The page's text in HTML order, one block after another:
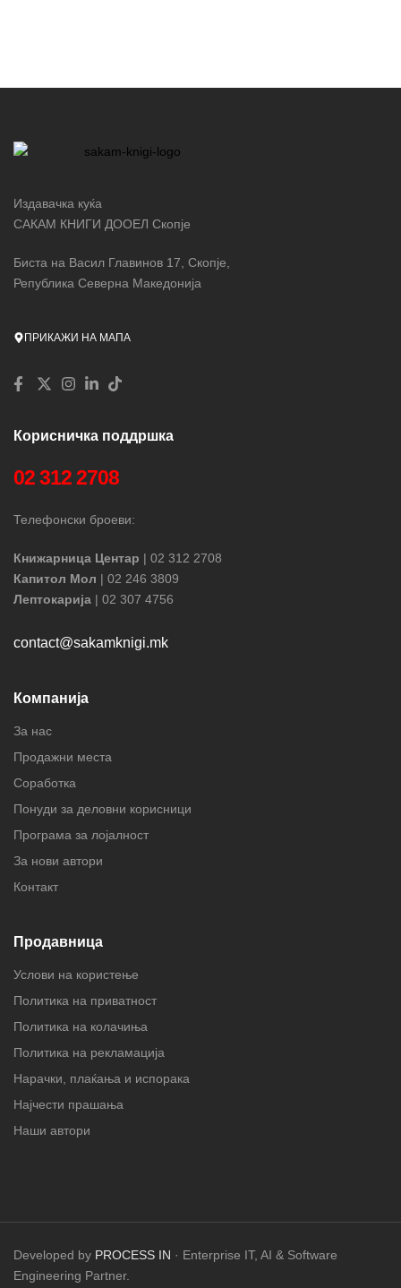
Издавачка куќа
САКАМ КНИГИ ДООЕЛ Скопје
Биста на Васил Главинов 17, Скопје,
Република Северна Македонија
ПРИКАЖИ НА МАПА
Корисничка поддршка
02 312 2708
Телефонски броеви:
Книжарница Центар | 02 312 2708
Капитол Мол | 02 246 3809
Лептокарија | 02 307 4756
contact@sakamknigi.mk
Компанија
За нас
Продажни места
Соработка
Понуди за деловни корисници
Програма за лојалност
За нови автори
Контакт
Продавница
Услови на користење
Политика на приватност
Политика на колачиња
Политика на рекламација
Нарачки, плаќања и испорака
Најчести прашања
Наши автори
Developed by PROCESS IN · Enterprise IT, AI & Software
Engineering Partner.